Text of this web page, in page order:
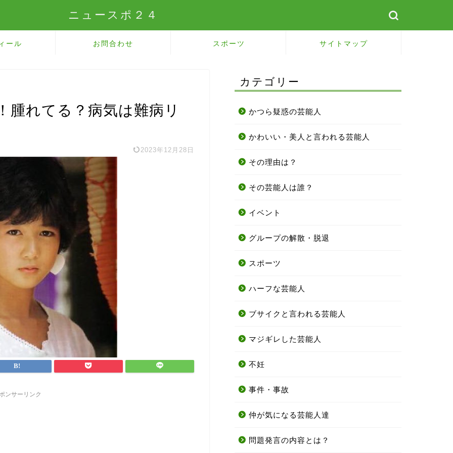
ニュースポ２４
ール お問合わせ スポーツ サイトマップ
腫れてる？病気は難病リ
2023年12月28日
ンサーリンク
カテゴリー
かつら疑惑の芸能人
かわいい・美人と言われる芸能人
その理由は？
その芸能人は誰？
イベント
グループの解散・脱退
スポーツ
ハーフな芸能人
ブサイクと言われる芸能人
マジギレした芸能人
不妊
事件・事故
仲が気になる芸能人達
問題発言の内容とは？